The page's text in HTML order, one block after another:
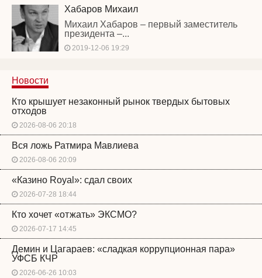
Хабаров Михаил
Михаил Хабаров – первый заместитель
президента –...
2019-12-06 19:29
Новости
Кто крышует незаконный рынок твердых бытовых
отходов
2026-08-06 20:18
Вся ложь Ратмира Мавлиева
2026-08-06 20:09
«Казино Royal»: сдал своих
2026-07-28 18:44
Кто хочет «отжать» ЭКСМО?
2026-07-17 14:45
Демин и Цагараев: «сладкая коррупционная пара»
УФСБ КЧР
2026-06-26 10:03